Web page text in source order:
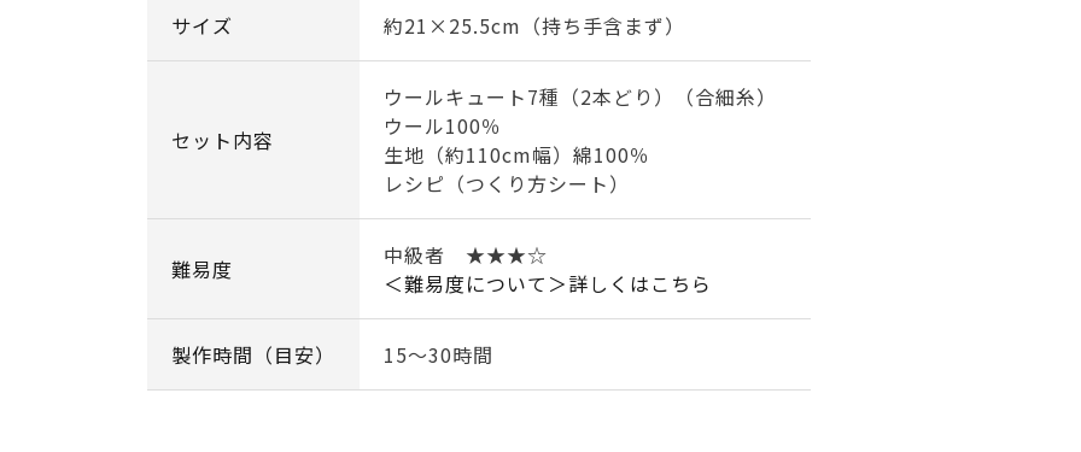
サイズ 約21×25.5cm（持ち手含まず）
セット内容
ウールキュート7種（2本どり）（合細糸）
ウール100％
生地（約110cm幅）綿100％
レシピ（つくり方シート）
難易度
中級者 ★★★☆
＜難易度について＞詳しくはこちら
製作時間（目安） 15～30時間